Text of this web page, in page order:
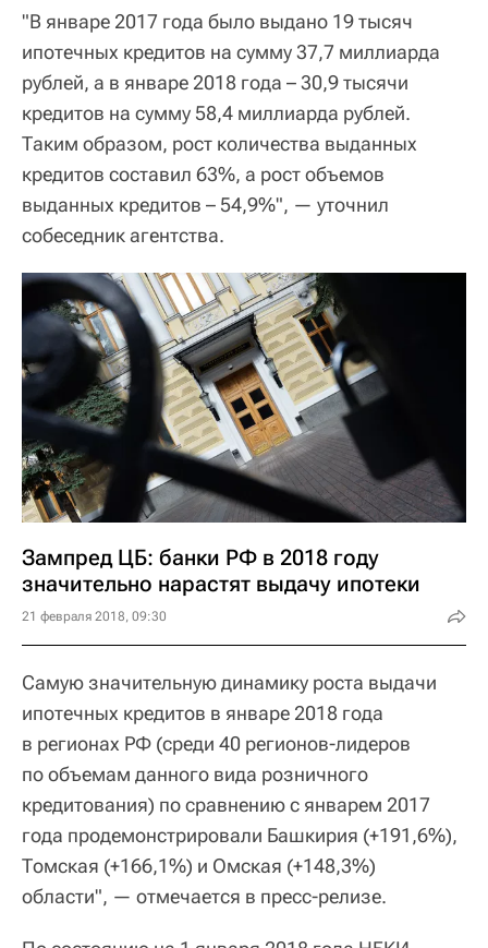
"В январе 2017 года было выдано 19 тысяч
ипотечных кредитов на сумму 37,7 миллиарда
рублей, а в январе 2018 года – 30,9 тысячи
кредитов на сумму 58,4 миллиарда рублей.
Таким образом, рост количества выданных
кредитов составил 63%, а рост объемов
выданных кредитов – 54,9%", — уточнил
собеседник агентства.
Зампред ЦБ: банки РФ в 2018 году
значительно нарастят выдачу ипотеки
21 февраля 2018, 09:30
Самую значительную динамику роста выдачи
ипотечных кредитов в январе 2018 года
в регионах РФ (среди 40 регионов-лидеров
по объемам данного вида розничного
кредитования) по сравнению с январем 2017
года продемонстрировали Башкирия (+191,6%),
Томская (+166,1%) и Омская (+148,3%)
области", — отмечается в пресс-релизе.